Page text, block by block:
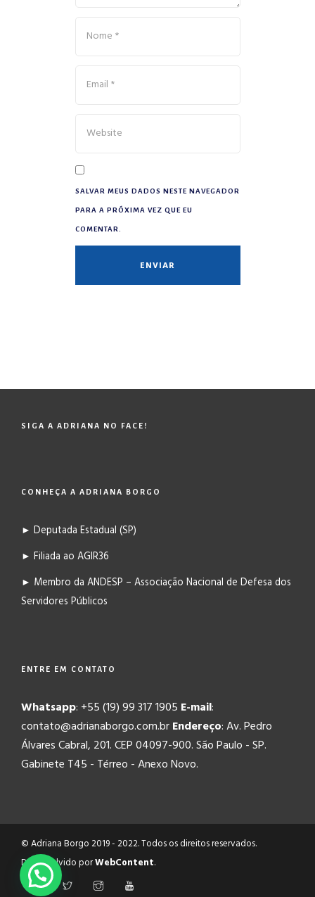
SALVAR MEUS DADOS NESTE NAVEGADOR
PARA A PRÓXIMA VEZ QUE EU
COMENTAR.
SIGA A ADRIANA NO FACE!
CONHEÇA A ADRIANA BORGO
► Deputada Estadual (SP)
► Filiada ao AGIR36
► Membro da ANDESP – Associação Nacional de Defesa dos
Servidores Públicos
ENTRE EM CONTATO
Whatsapp: +55 (19) 99 317 1905 E-mail:
contato@adrianaborgo.com.brEndereço: Av. Pedro
Álvares Cabral, 201. CEP 04097-900. São Paulo - SP.
Gabinete T45 - Térreo - Anexo Novo.
© Adriana Borgo 2019 - 2022. Todos os direitos reservados.
Desenvolvido porWebContent.